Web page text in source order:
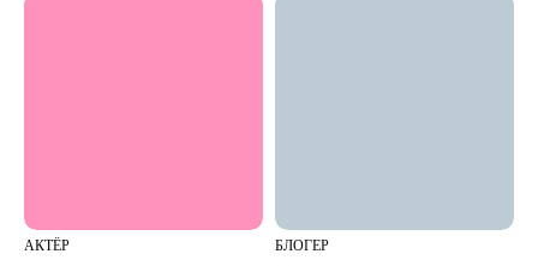
АКТЁР БЛОГЕР